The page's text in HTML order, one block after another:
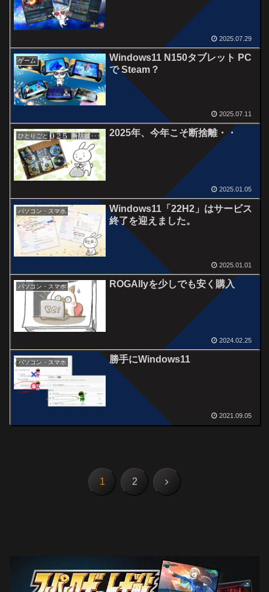
2025.07.29
ゲーム
Windows11 N150タブレット PC
で Steam？
2025.07.11
ひとりごと 2025年、今年こそ断捨離・・
2025.01.05
パソコン・スマホ
Windows11「22H2」はサービス
終了を迎えました。
2025.01.01
パソコン・スマホ ROGAllyを少しでも安く購入
2024.02.25
パソコン・スマホ 勝手にWindows11
2021.09.05
1 2 次